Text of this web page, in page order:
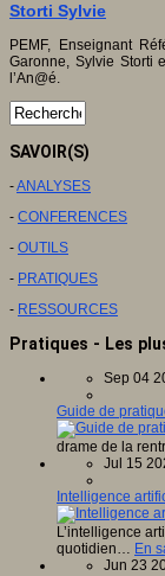
Storti Sylvie
PEMF, Enseignant
Garonne, Sylvie Storti
l’An@é.
SAVOIR(S)
-ANALYSES
- CONFERENCES
- OUTILS
- PRATIQUES
- RESSOURCES
Pratiques - Les
Sep 04
Guide de
drame de la
Jul 15
Intelligence
L’intelligence
quotidien… En
Jun 23